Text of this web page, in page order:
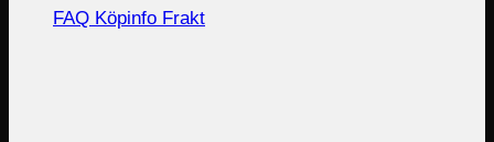
FAQ Köpinfo Frakt